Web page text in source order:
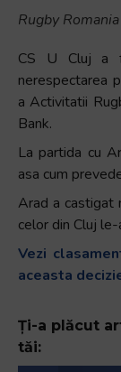
Rugby Romania
CS U Cluj a
nerespectarea
a Activitatii
Bank.
La partida cu
asa cum
Arad a castigat
celor din Cluj
Vezi
aceasta
Ți-a plăcut
tăi: